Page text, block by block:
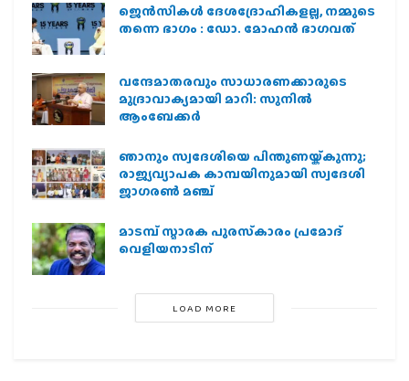
ജെന്‍സികള്‍ ദേശദ്രോഹികളല്ല, നമ്മുടെ
തന്നെ ഭാഗം : ഡോ. മോഹന്‍ ഭാഗവത്
വന്ദേമാതരവും സാധാരണക്കാരുടെ
മുദ്രാവാക്യമായി മാറി: സുനിൽ
ആംബേക്കർ
ഞാനും സ്വദേശിയെ പിന്തുണയ്ക്കുന്നു;
രാജ്യവ്യാപക കാമ്പയിനുമായി സ്വദേശി
ജാഗരണ്‍ മഞ്ച്
മാടമ്പ് സ്മാരക പുരസ്‌കാരം പ്രമോദ്
വെളിയനാടിന്
LOAD MORE